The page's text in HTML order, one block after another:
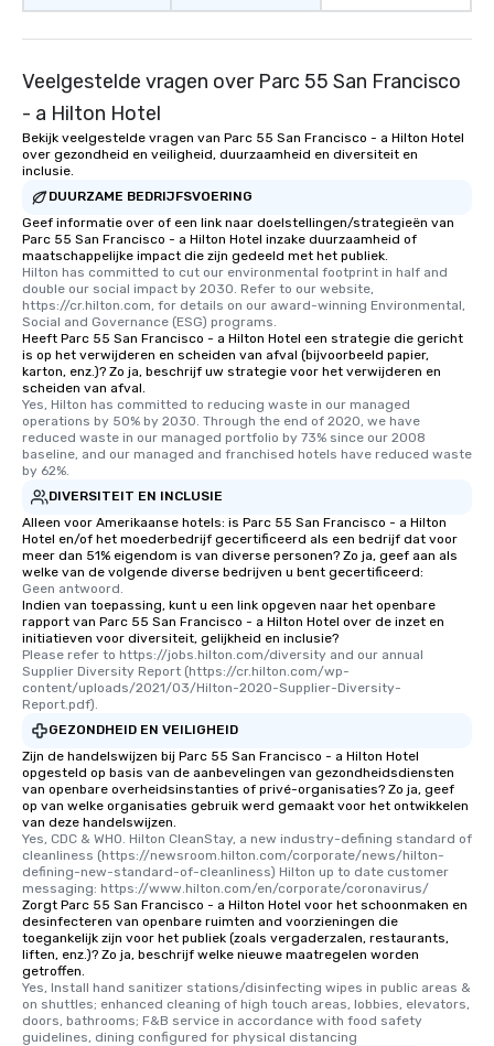
Veelgestelde vragen over Parc 55 San Francisco
- a Hilton Hotel
Bekijk veelgestelde vragen van Parc 55 San Francisco - a Hilton Hotel
over gezondheid en veiligheid, duurzaamheid en diversiteit en
inclusie.
DUURZAME BEDRIJFSVOERING
Geef informatie over of een link naar doelstellingen/strategieën van
Parc 55 San Francisco - a Hilton Hotel inzake duurzaamheid of
maatschappelijke impact die zijn gedeeld met het publiek.
Hilton has committed to cut our environmental footprint in half and
double our social impact by 2030. Refer to our website,
https://cr.hilton.com, for details on our award-winning Environmental,
Social and Governance (ESG) programs.
Heeft Parc 55 San Francisco - a Hilton Hotel een strategie die gericht
is op het verwijderen en scheiden van afval (bijvoorbeeld papier,
karton, enz.)? Zo ja, beschrijf uw strategie voor het verwijderen en
scheiden van afval.
Yes, Hilton has committed to reducing waste in our managed
operations by 50% by 2030. Through the end of 2020, we have
reduced waste in our managed portfolio by 73% since our 2008
baseline, and our managed and franchised hotels have reduced waste
by 62%.
DIVERSITEIT EN INCLUSIE
Alleen voor Amerikaanse hotels: is Parc 55 San Francisco - a Hilton
Hotel en/of het moederbedrijf gecertificeerd als een bedrijf dat voor
meer dan 51% eigendom is van diverse personen? Zo ja, geef aan als
welke van de volgende diverse bedrijven u bent gecertificeerd:
Geen antwoord.
Indien van toepassing, kunt u een link opgeven naar het openbare
rapport van Parc 55 San Francisco - a Hilton Hotel over de inzet en
initiatieven voor diversiteit, gelijkheid en inclusie?
Please refer to https://jobs.hilton.com/diversity and our annual
Supplier Diversity Report (https://cr.hilton.com/wp-
content/uploads/2021/03/Hilton-2020-Supplier-Diversity-
Report.pdf).
GEZONDHEID EN VEILIGHEID
Zijn de handelswijzen bij Parc 55 San Francisco - a Hilton Hotel
opgesteld op basis van de aanbevelingen van gezondheidsdiensten
van openbare overheidsinstanties of privé-organisaties? Zo ja, geef
op van welke organisaties gebruik werd gemaakt voor het ontwikkelen
van deze handelswijzen.
Yes, CDC & WHO. Hilton CleanStay, a new industry-defining standard of
cleanliness (https://newsroom.hilton.com/corporate/news/hilton-
defining-new-standard-of-cleanliness) Hilton up to date customer
messaging: https://www.hilton.com/en/corporate/coronavirus/
Zorgt Parc 55 San Francisco - a Hilton Hotel voor het schoonmaken en
desinfecteren van openbare ruimten and voorzieningen die
toegankelijk zijn voor het publiek (zoals vergaderzalen, restaurants,
liften, enz.)? Zo ja, beschrijf welke nieuwe maatregelen worden
getroffen.
Yes, Install hand sanitizer stations/disinfecting wipes in public areas &
on shuttles; enhanced cleaning of high touch areas, lobbies, elevators,
doors, bathrooms; F&B service in accordance with food safety
guidelines, dining configured for physical distancing